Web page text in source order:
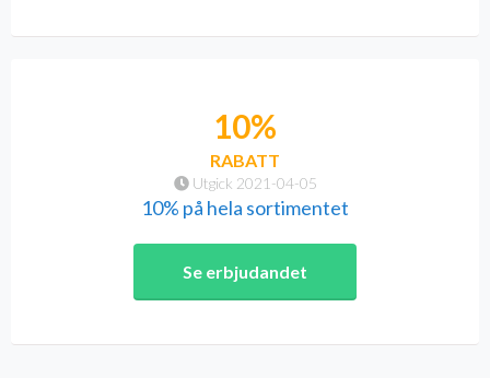
Utgick 2021-04-05
10%
RABATT
10% på hela sortimentet
Se erbjudandet